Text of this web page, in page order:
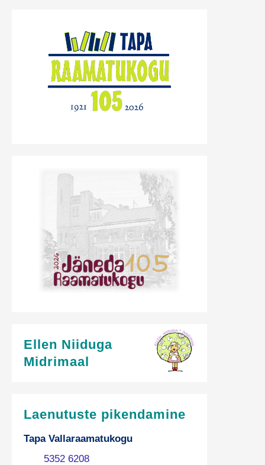
Ellen Niiduga
Midrimaal
Laenutuste pikendamine
Tapa Vallaraamatukogu
5352 6208